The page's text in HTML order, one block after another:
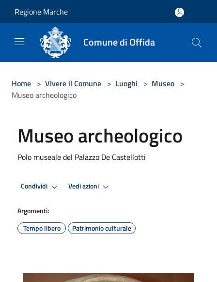
Regione Marche
Comune di Offida
Home > Vivere il Comune > Luoghi > Museo >
Museo archeologico
Museo archeologico
Polo museale del Palazzo De Castellotti
Condividi Vedi azioni
Argomenti:
Tempo libero
Patrimonio culturale